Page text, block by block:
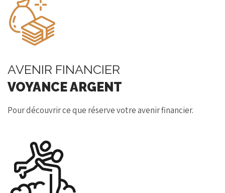
AVENIR FINANCIER
VOYANCE ARGENT
Pour découvrir ce que réserve votre avenir financier.